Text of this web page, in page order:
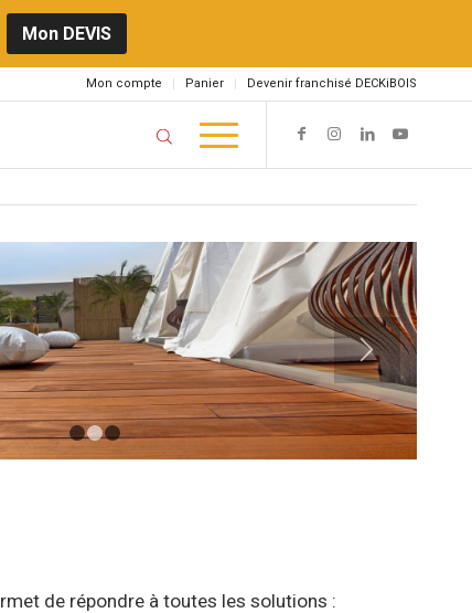
Mon DEVIS
Mon compte Panier Devenir franchisé DECKiBOIS
de répondre à toutes les solutions :